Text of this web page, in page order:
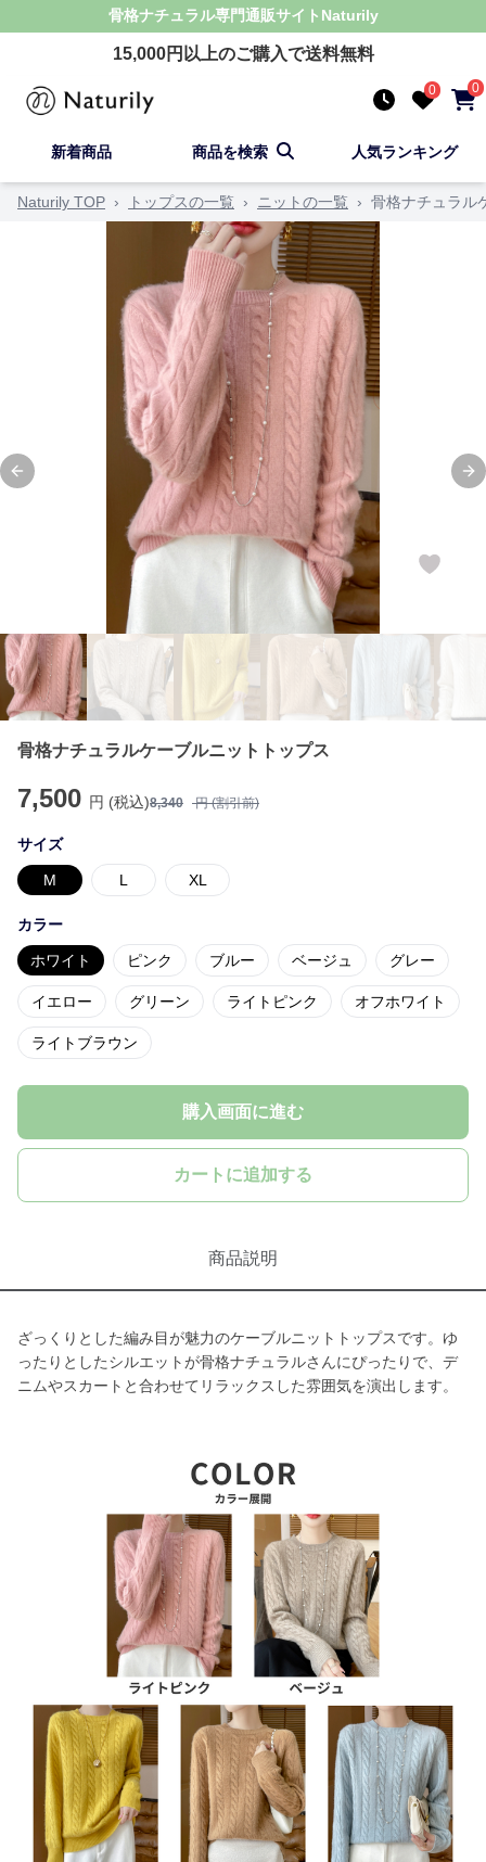
骨格ナチュラル専門通販サイト Naturily
15,000円以上のご購入で送料無料
0 0
新着商品 商品を検索 人気ランキング
Naturily TOP › トップスの一覧 › ニットの一覧 › 骨格ナチュラル
Previous slide
骨格ナチュラルケーブルニットトップス
7,500 円 (税込)8,340 円 (割引前)
サイズ
M L XL
カラー
ホワイト ピンク ブルー ベージュ グレー
イエロー グリーン ライトピンク オフホワイト
ライトブラウン
購入画面に進む
カートに追加する
商品説明
ざっくりとした編み目が魅力のケーブルニットトップスです。ゆ
ったりとしたシルエットが骨格ナチュラルさんにぴったりで、デ
ニムやスカートと合わせてリラックスした雰囲気を演出します。